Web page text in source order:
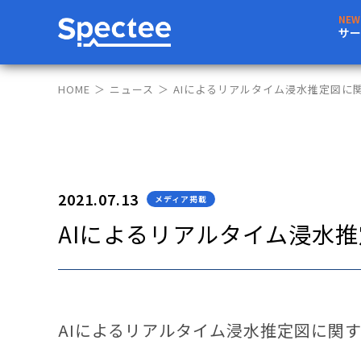
サ
HOME ニュース AIによるリアルタイム浸水推定図に
2021.07.13 メディア掲載
AIによるリアルタイム浸水
AIによるリアルタイム浸水推定図に関